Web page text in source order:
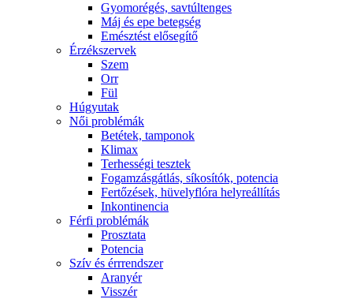
Gyomorégés, savtúltenges
Máj és epe betegség
Emésztést elősegítő
Érzékszervek
Szem
Orr
Fül
Húgyutak
Női problémák
Betétek, tamponok
Klimax
Terhességi tesztek
Fogamzásgátlás, síkosítók, potencia
Fertőzések, hüvelyflóra helyreállítás
Inkontinencia
Férfi problémák
Prosztata
Potencia
Szív és érrrendszer
Aranyér
Visszér